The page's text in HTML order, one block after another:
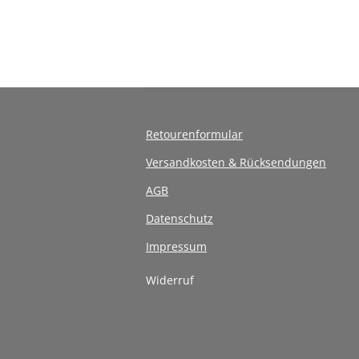
Retourenformular
Versandkosten & Rücksendungen
AGB
Datenschutz
Impressum
Widerruf